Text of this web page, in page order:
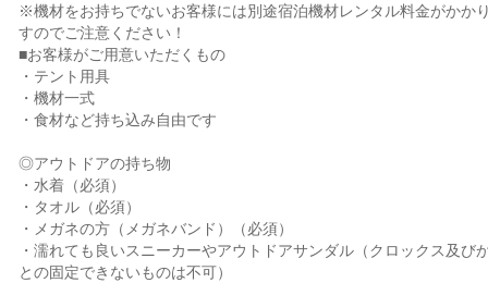
※機材をお持ちでないお客様には別途宿泊機材レンタル料金がかか
すのでご注意ください！
■お客様がご用意いただくもの
・テント用具
・機材一式
・食材など持ち込み自由です
◎アウトドアの持ち物
・水着（必須）
・タオル（必須）
・メガネの方（メガネバンド）（必須）
・濡れても良いスニーカーやアウトドアサンダル（クロックス及び
との固定できないものは不可）